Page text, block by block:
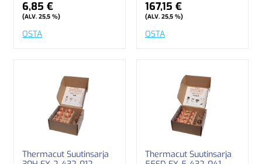
6,85 €
(ALV. 25,5 %)
OSTA
167,15 €
(ALV. 25,5 %)
OSTA
Thermacut Suutinsarja
Thermacut Suutinsarja